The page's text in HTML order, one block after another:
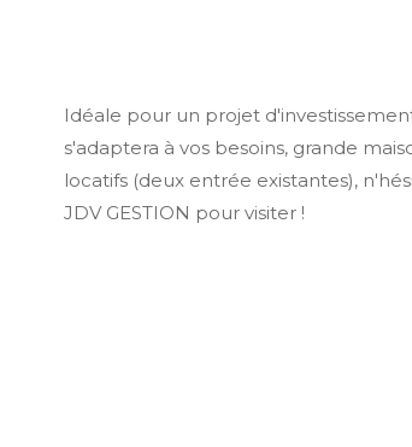
Idéale pour un projet
s'adaptera à vos besoins, grande
locatifs (deux entrée existantes),
JDV GESTION pour visiter !